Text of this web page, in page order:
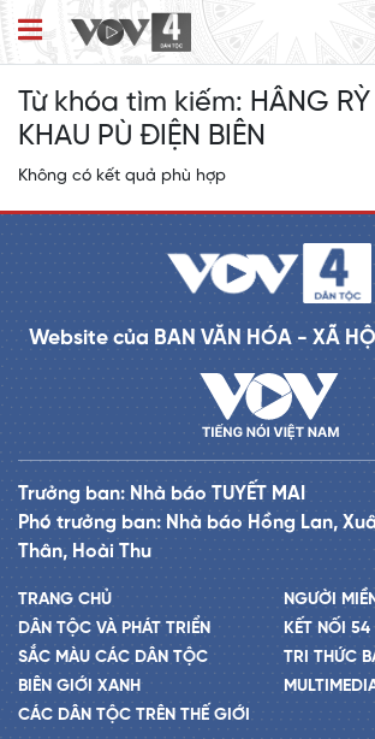
Từ khóa tìm kiếm: HÂNG
KHAU PÙ ĐIỆN BIÊN
Không có kết quả phù hợp
Website của BAN VĂN HÓA - XÃ
Trưởng ban: Nhà báo TUYẾT MAI
Phó trưởng ban: Nhà báo Hồng Lan,
Thân, Hoài Thu
TRANG CHỦ
DÂN TỘC VÀ PHÁT TRIỂN
SẮC MÀU CÁC DÂN TỘC
BIÊN GIỚI XANH
CÁC DÂN TỘC TRÊN THẾ GIỚI
NGƯỜI
KẾT NỐI 54
TRI THỨC